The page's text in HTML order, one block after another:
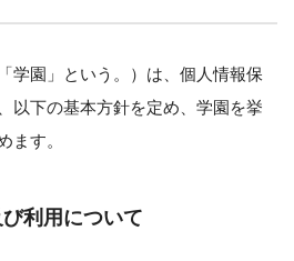
学園」という。）は、個人情報保
以下の基本方針を定め、学園を挙
ます。
利用について